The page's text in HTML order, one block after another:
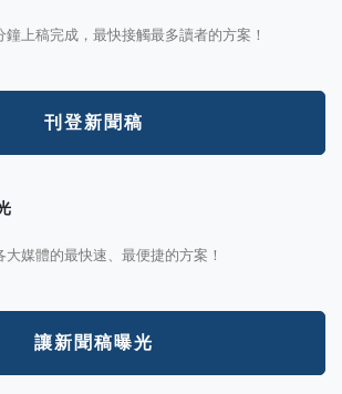
上稿完成，最快接觸最多讀者的方案！
刊登新聞稿
媒體的最快速、最便捷的方案！
讓新聞稿曝光